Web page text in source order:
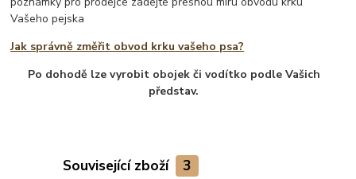
Vašeho pejska
Jak správně změřit obvod krku vašeho psa?
Po dohodě lze vyrobit obojek či vodítko podle Vašich
představ.
Související zboží 3